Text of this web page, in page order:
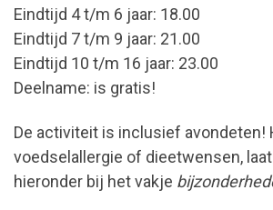
Eindtijd 4 t/m 6 jaar: 18.00
Eindtijd 7 t/m 9 jaar: 21.00
Eindtijd 10 t/m 16 jaar: 23.00
Deelname: is gratis!
De activiteit is inclusief avondeten!
voedselallergie of dieetwensen,
hieronder bij het vakje